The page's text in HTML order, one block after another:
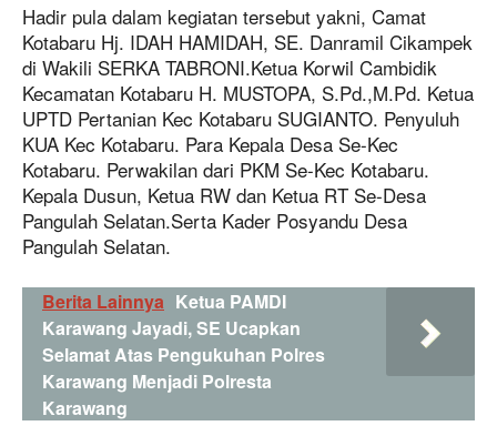
Hadir pula dalam kegiatan tersebut yakni, Camat
Kotabaru Hj. IDAH HAMIDAH, SE. Danramil Cikampek
di Wakili SERKA TABRONI.Ketua Korwil Cambidik
Kecamatan Kotabaru H. MUSTOPA, S.Pd.,M.Pd. Ketua
UPTD Pertanian Kec Kotabaru SUGIANTO. Penyuluh
KUA Kec Kotabaru. Para Kepala Desa Se-Kec
Kotabaru. Perwakilan dari PKM Se-Kec Kotabaru.
Kepala Dusun, Ketua RW dan Ketua RT Se-Desa
Pangulah Selatan.Serta Kader Posyandu Desa
Pangulah Selatan.
Berita Lainnya Ketua PAMDI
Karawang Jayadi, SE Ucapkan
Selamat Atas Pengukuhan Polres
Karawang Menjadi Polresta
Karawang